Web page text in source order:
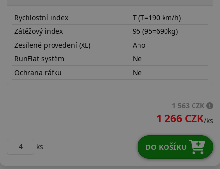
Rychlostní index
T (T=190 km/h)
Zátěžový index
95 (95=690kg)
Zesílené provedení (XL)
Ano
RunFlat systém
Ne
Ochrana ráfku
Ne
1 563 CZK
1 266 CZK/ks
ks DO KOŠÍKU